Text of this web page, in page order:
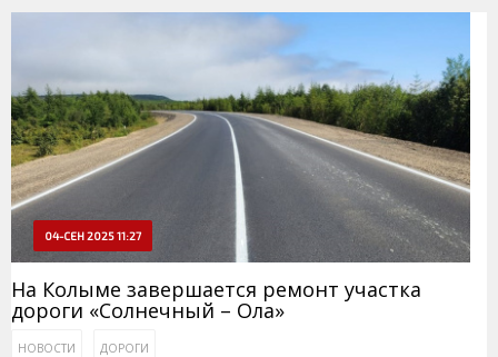
04-СЕН 2025 11:27
На Колыме завершается ремонт участка
дороги «Солнечный – Ола»
НОВОСТИ ДОРОГИ